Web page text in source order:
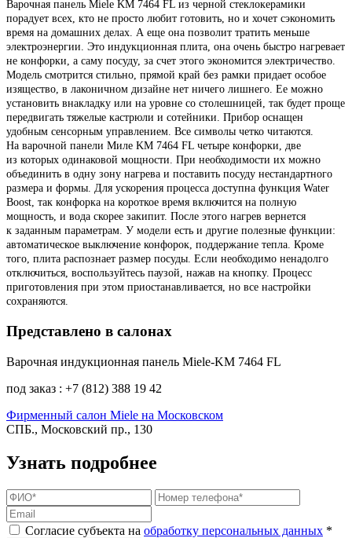
Варочная панель Miele KM 7464 FL из черной стеклокерамики
порадует всех, кто не просто любит готовить, но и хочет сэкономить
время на домашних делах. А еще она позволит тратить меньше
электроэнергии. Это индукционная плита, она очень быстро нагревает
не конфорки, а саму посуду, за счет этого экономится электричество.
Модель смотрится стильно, прямой край без рамки придает особое
изящество, в лаконичном дизайне нет ничего лишнего. Ее можно
установить внакладку или на уровне со столешницей, так будет проще
передвигать тяжелые кастрюли и сотейники. Прибор оснащен
удобным сенсорным управлением. Все символы четко читаются.
На варочной панели Миле KM 7464 FL четыре конфорки, две
из которых одинаковой мощности. При необходимости их можно
объединить в одну зону нагрева и поставить посуду нестандартного
размера и формы. Для ускорения процесса доступна функция Water
Boost, так конфорка на короткое время включится на полную
мощность, и вода скорее закипит. После этого нагрев вернется
к заданным параметрам. У модели есть и другие полезные функции:
автоматическое выключение конфорок, поддержание тепла. Кроме
того, плита распознает размер посуды. Если необходимо ненадолго
отключиться, воспользуйтесь паузой, нажав на кнопку. Процесс
приготовления при этом приостанавливается, но все настройки
сохраняются.
Представлено в салонах
Варочная индукционная панель Miele-KM 7464 FL
под заказ : +7 (812) 388 19 42
Фирменный салон Miele на Московском
СПБ., Московский пр., 130
Узнать подробнее
Согласие субъекта на обработку персональных данных *